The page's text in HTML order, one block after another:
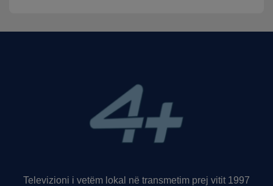
Televizioni i vetëm lokal në transmetim prej vitit 1997